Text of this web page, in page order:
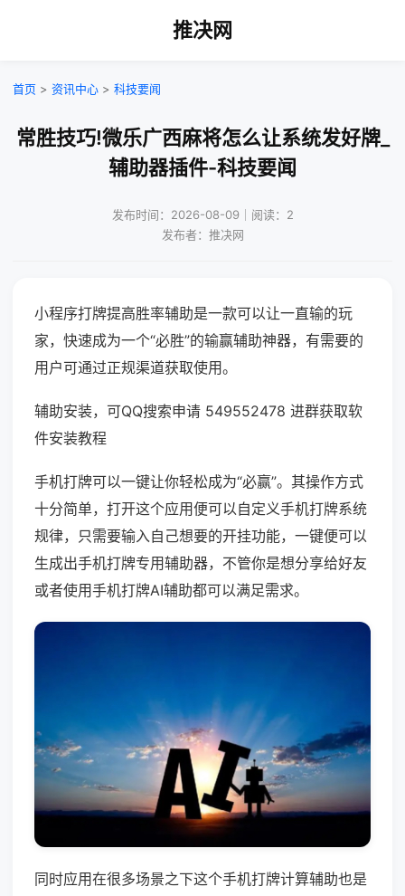
推决网
首页 > 资讯中心 > 科技要闻
常胜技巧!微乐广西麻将怎么让系统发好牌_
辅助器插件-科技要闻
发布时间：2026-08-09｜阅读：2
发布者：推决网
小程序打牌提高胜率辅助是一款可以让一直输的玩
家，快速成为一个“必胜”的输赢辅助神器，有需要的
用户可通过正规渠道获取使用。
辅助安装，可QQ搜索申请 549552478 进群获取软
件安装教程
手机打牌可以一键让你轻松成为“必赢”。其操作方式
十分简单，打开这个应用便可以自定义手机打牌系统
规律，只需要输入自己想要的开挂功能，一键便可以
生成出手机打牌专用辅助器，不管你是想分享给好友
或者使用手机打牌AI辅助都可以满足需求。
同时应用在很多场景之下这个手机打牌计算辅助也是